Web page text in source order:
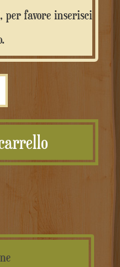
per favore inserisci